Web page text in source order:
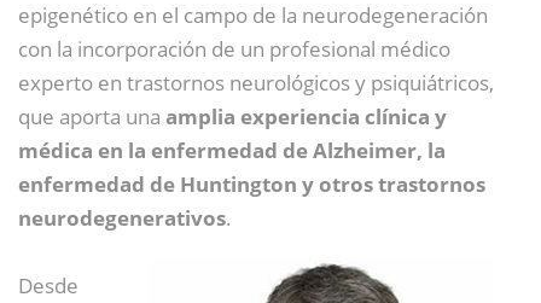
epigenético en el campo de la neurodegeneración
con la incorporación de un profesional médico
experto en trastornos neurológicos y psiquiátricos,
que aporta una amplia experiencia clínica y
médica en la enfermedad de Alzheimer, la
enfermedad de Huntington y otros trastornos
neurodegenerativos.
Desde